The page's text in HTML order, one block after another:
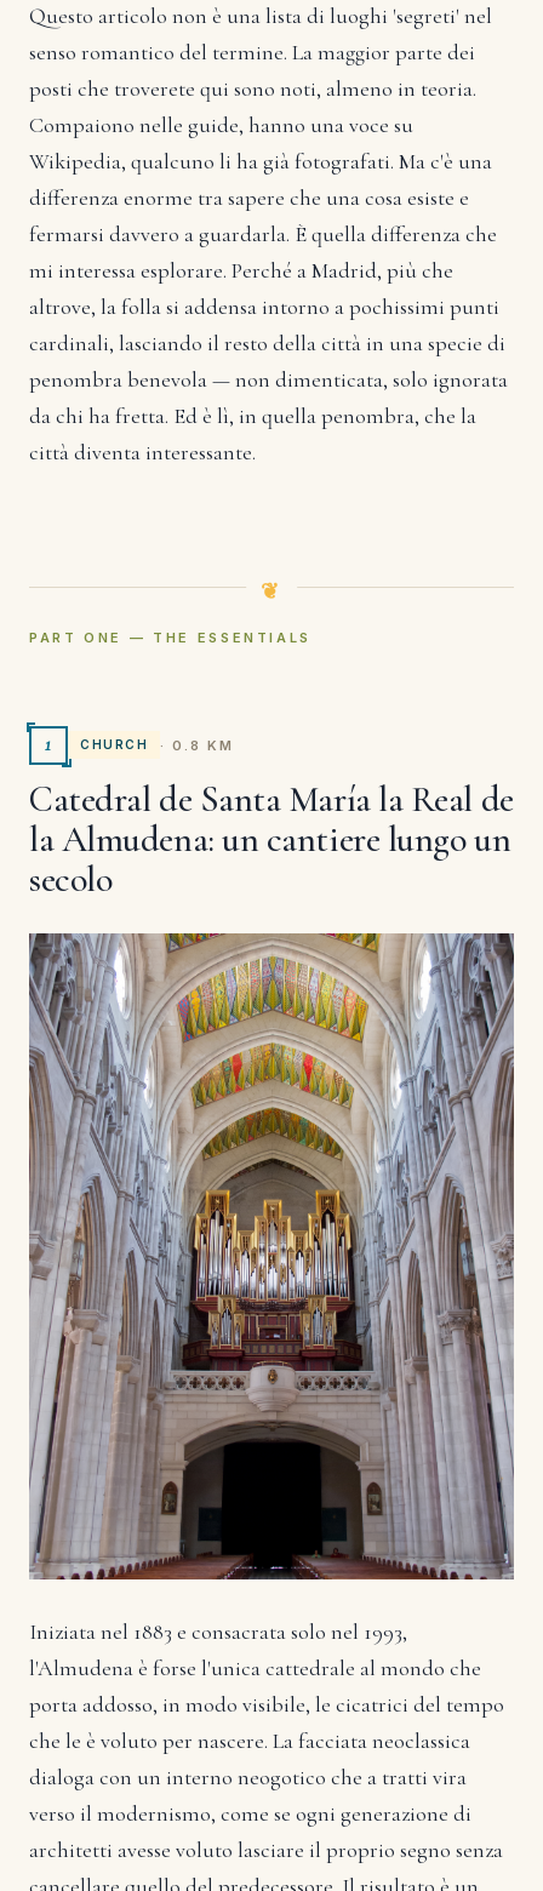
Questo articolo non è una lista di luoghi 'segreti' nel
senso romantico del termine. La maggior parte dei
posti che troverete qui sono noti, almeno in teoria.
Compaiono nelle guide, hanno una voce su
Wikipedia, qualcuno li ha già fotografati. Ma c'è una
differenza enorme tra sapere che una cosa esiste e
fermarsi davvero a guardarla. È quella differenza che
mi interessa esplorare. Perché a Madrid, più che
altrove, la folla si addensa intorno a pochissimi punti
cardinali, lasciando il resto della città in una specie di
penombra benevola — non dimenticata, solo ignorata
da chi ha fretta. Ed è lì, in quella penombra, che la
città diventa interessante.
PART ONE — THE ESSENTIALS
1 CHURCH · 0.8 KM
Catedral de Santa María la Real de
la Almudena: un cantiere lungo un
secolo
Iniziata nel 1883 e consacrata solo nel 1993,
l'Almudena è forse l'unica cattedrale al mondo che
porta addosso, in modo visibile, le cicatrici del tempo
che le è voluto per nascere. La facciata neoclassica
dialoga con un interno neogotico che a tratti vira
verso il modernismo, come se ogni generazione di
architetti avesse voluto lasciare il proprio segno senza